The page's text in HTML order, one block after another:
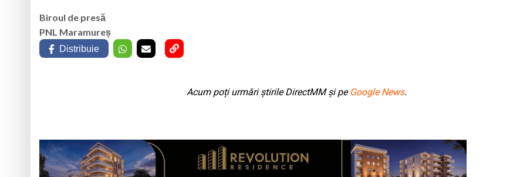
Biroul de presă
PNL Maramureș
Distribuie
Acum poți urmări știrile DirectMM și pe Google News.